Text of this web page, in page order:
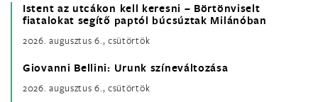
Istent az utcákon kell keresni – Börtönviselt
fiatalokat segítő paptól búcsúztak Milánóban
2026. augusztus 6., csütörtök
Giovanni Bellini: Urunk színeváltozása
2026. augusztus 6., csütörtök